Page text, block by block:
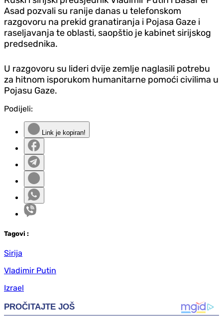
Asad pozvali su ranije danas u telefonskom
razgovoru na prekid granatiranja i Pojasa Gaze i
raseljavanja te oblasti, saopštio je kabinet sirijskog
predsednika.
U razgovoru su lideri dvije zemlje naglasili potrebu
za hitnom isporukom humanitarne pomoći civilima u
Pojasu Gaze.
Podijeli:
Link je kopiran!
Tagovi :
Sirija
Vladimir Putin
Izrael